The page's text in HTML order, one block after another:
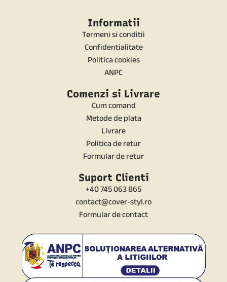
Informatii
Termeni si conditii
Confidentialitate
Politica cookies
ANPC
Comenzi si Livrare
Cum comand
Metode de plata
Livrare
Politica de retur
Formular de retur
Suport Clienti
+40 745 063 865
contact@cover-styl.ro
Formular de contact